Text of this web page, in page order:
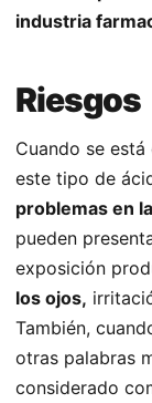
industria
Riesgos
Cuando se
este tipo de
problemas en
pueden
exposición
los ojos,
También,
otras palabras
considerado